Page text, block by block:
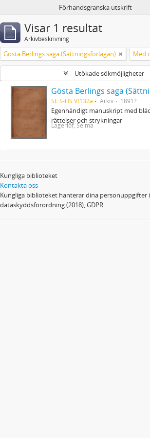
Förhandsgranska utskrift
Visar 1 resultat
Arkivbeskrivning
Gösta Berlings saga (Sättningsförlagan) Med
Utökade sökmöjligheter
Gösta Berlings saga
SE S-HS Vf132a Arkiv 1891?
Egenhändigt manuskript med
rättelser och strykningar
Lagerlöf, Selma
Kungliga biblioteket
Kontakta oss
Kungliga biblioteket hanterar dina personuppgifter
dataskyddsförordning (2018), GDPR.